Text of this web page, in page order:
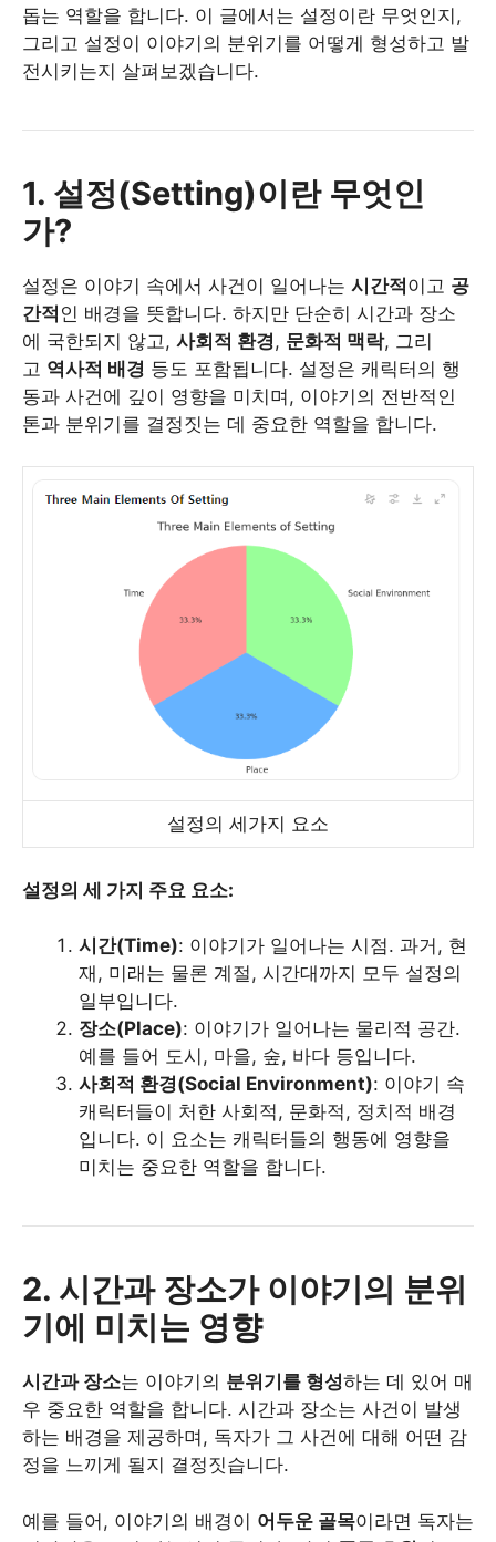
돕는 역할을 합니다. 이 글에서는 설정이란 무엇인지,
그리고 설정이 이야기의 분위기를 어떻게 형성하고 발
전시키는지 살펴보겠습니다.
1. 설정(Setting)이란 무엇인
가?
설정은 이야기 속에서 사건이 일어나는 시간적이고 공
간적 인 배경을 뜻합니다. 하지만 단순히 시간과 장소
에 국한되지 않고, 사회적 환경, 문화적 맥락, 그리
고 역사적 배경 등도 포함됩니다. 설정은 캐릭터의 행
동과 사건에 깊이 영향을 미치며, 이야기의 전반적인
톤과 분위기를 결정짓는 데 중요한 역할을 합니다.
설정의 세가지 요소
설정의 세 가지 주요 요소:
시간(Time): 이야기가 일어나는 시점. 과거, 현
재, 미래는 물론 계절, 시간대까지 모두 설정의
일부입니다.
장소(Place): 이야기가 일어나는 물리적 공간.
예를 들어 도시, 마을, 숲, 바다 등입니다.
사회적 환경(Social Environment): 이야기 속
캐릭터들이 처한 사회적, 문화적, 정치적 배경
입니다. 이 요소는 캐릭터들의 행동에 영향을
미치는 중요한 역할을 합니다.
2. 시간과 장소가 이야기의 분위
기에 미치는 영향
시간과 장소는 이야기의 분위기를 형성하는 데 있어 매
우 중요한 역할을 합니다. 시간과 장소는 사건이 발생
하는 배경을 제공하며, 독자가 그 사건에 대해 어떤 감
정을 느끼게 될지 결정짓습니다.
예를 들어, 이야기의 배경이 어두운 골목이라면 독자는